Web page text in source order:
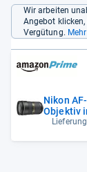
Wir arbeiten
Angebot
Vergütung.
Nikon
Objektiv